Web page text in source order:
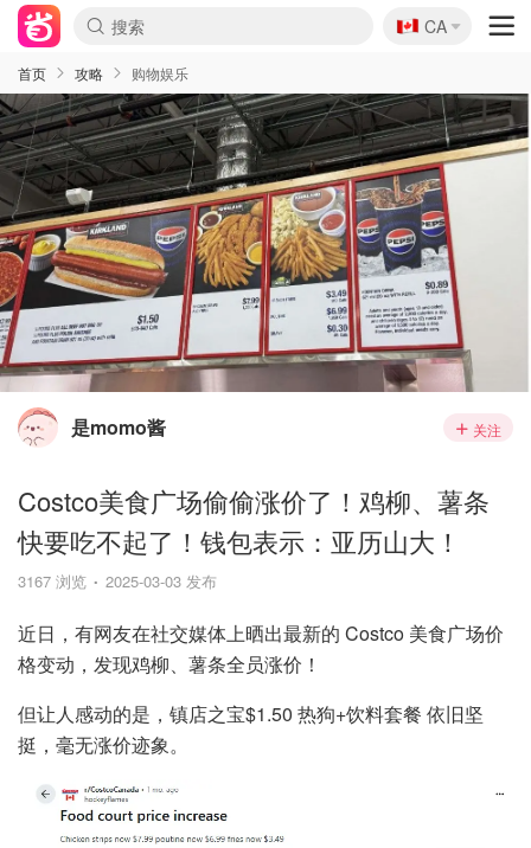
🇨🇦
CA
首页 攻略 购物娱乐
是momo酱 关注
Costco美食广场偷偷涨价了！鸡柳、薯条
快要吃不起了！钱包表示：亚历山大！
3167 浏览 2025-03-03 发布
近日，有网友在社交媒体上晒出最新的 Costco 美食广场价
格变动，发现鸡柳、薯条全员涨价！
但让人感动的是，镇店之宝$1.50 热狗+饮料套餐 依旧坚
挺，毫无涨价迹象。